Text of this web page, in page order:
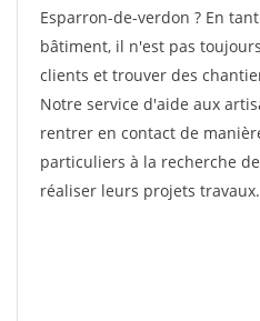
Esparron-de-verdon ? En
bâtiment, il n'est pas
clients et trouver des
Notre service d'aide aux
rentrer en contact de
particuliers à la recherche
réaliser leurs projets travaux.